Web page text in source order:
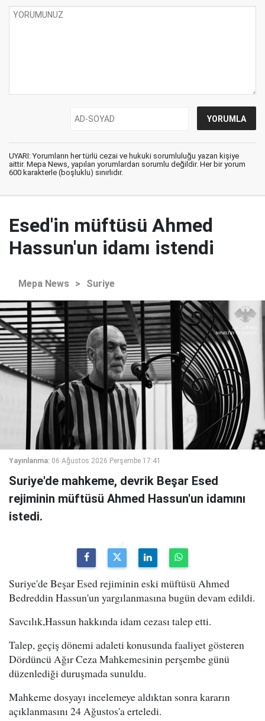
UYARI: Yorumların her türlü cezai ve hukuki sorumluluğu yazan kişiye
aittir. Mepa News, yapılan yorumlardan sorumlu değildir. Her bir yorum
600 karakterle (boşluklu) sınırlıdır.
Esed'in müftüsü Ahmed
Hassun'un idamı istendi
Mepa News > Suriye
Yayınlanma: 06 Ağustos 2026 Perşembe 17:41
Suriye'de mahkeme, devrik Beşar Esed
rejiminin müftüsü Ahmed Hassun'un idamını
istedi.
Suriye'de Beşar Esed rejiminin eski müftüsü Ahmed
Bedreddin Hassun'un yargılanmasına bugün devam edildi.
Savcılık,Hassun hakkında idam cezası talep etti.
Talep, geçiş dönemi adaleti konusunda faaliyet gösteren
Dördüncü Ağır Ceza Mahkemesinin perşembe günü
düzenlediği duruşmada sunuldu.
Mahkeme dosyayı incelemeye aldıktan sonra kararın
açıklanmasını 24 Ağustos'a erteledi.